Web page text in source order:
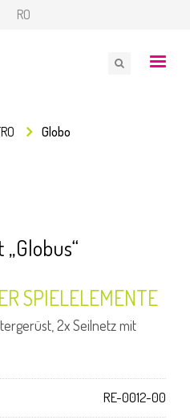
RO
Globo
SPIELELEMENTE
2x Seilnetz mit
RE-0012-00